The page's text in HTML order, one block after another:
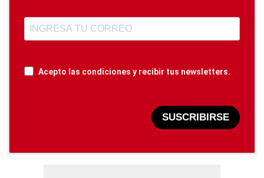
Acepto las condiciones y recibir tus newsletters.
SUSCRIBIRSE